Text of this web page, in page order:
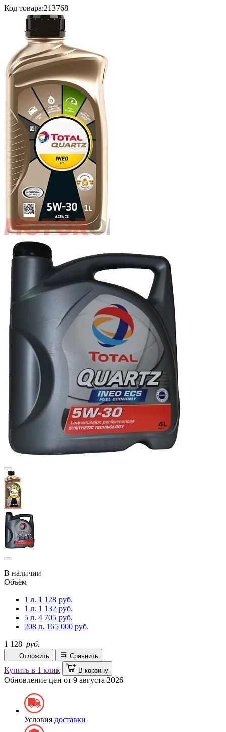
Код товара:213768
В наличии
Объём
1 л. 1 128 руб.
1 л. 1 132 руб.
5 л. 4 705 руб.
208 л. 165 000 руб.
1 128 руб.
Отложить Сравнить
Купить в 1 клик В корзину
Обновление цен от 9 августа 2026
Условия доставки